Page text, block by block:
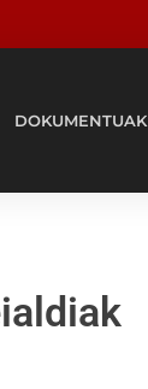
DOKUMENTUAK